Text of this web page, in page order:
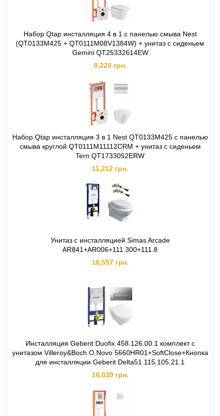
Набор Qtap инсталляция 4 в 1 с панелью смыва Nest
(QT0133M425 + QT0111M08V1384W) + унитаз с сиденьем
Gemini QT25332614EW
9,220 грн.
Набор Qtap инсталляция 3 в 1 Nest QT0133M425 с панелью
смыва круглой QT0111M11112CRM + унитаз с сиденьем
Tern QT1733052ERW
11,212 грн.
Унитаз с инсталляцией Simas Arcade
AR841+AR006+111.300+111.8
18,557 грн.
Инсталляция Geberit Duofix 458.126.00.1 комплект с
унитазом Villeroy&Boch O.Novo 5660HR01+SoftClose+Кнопка
для инсталляции Geberit Delta51 115.105.21.1
16,039 грн.